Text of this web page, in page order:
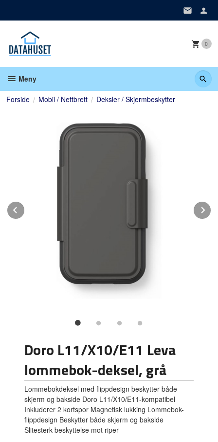
0
Meny
Forside Mobil / Nettbrett Deksler / Skjermbeskytter
Prev
Doro L11/X10/E11 Leva
lommebok-deksel, grå
Lommebokdeksel med flippdesign beskytter både
skjerm og bakside Doro L11/X10/E11-kompatibel
Inkluderer 2 kortspor Magnetisk lukking Lommebok-
flippdesign Beskytter både skjerm og bakside
Slitesterk beskyttelse mot riper